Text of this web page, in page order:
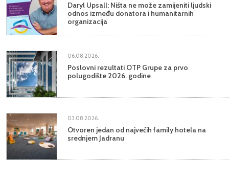
Daryl Upsall: Ništa ne može zamijeniti ljudski
odnos između donatora i humanitarnih
organizacija
06.08.2026.
Poslovni rezultati OTP Grupe za prvo
polugodište 2026. godine
03.08.2026.
Otvoren jedan od najvećih family hotela na
srednjem Jadranu